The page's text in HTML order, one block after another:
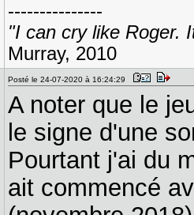
---------------
"I can cry like Roger.
Murray, 2010
Posté le 24-07-2020 à 16:24:29
A noter que le
le signe d'une
Pourtant j'ai du
ait commencé